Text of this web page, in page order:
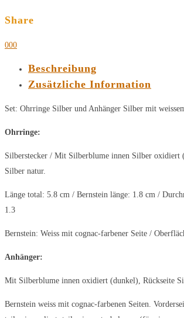
Share
000
Beschreibung
Zusätzliche Information
Set: Ohrringe Silber und Anhänger Silber mit
Ohrringe:
Silberstecker / Mit Silberblume innen Silber oxidiert
Silber natur.
Länge total: 5.8 cm / Bernstein länge: 1.8 cm /
1.3
Bernstein: Weiss mit cognac-farbener Seite /
Anhänger:
Mit Silberblume innen oxidiert (dunkel), Rückseite
Bernstein weiss mit cognac-farbenen Seiten.